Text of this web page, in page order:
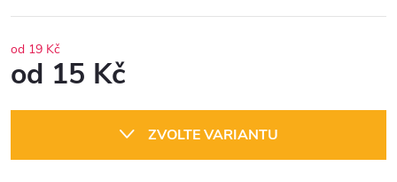
od 19 Kč
od 15 Kč
ZVOLTE VARIANTU